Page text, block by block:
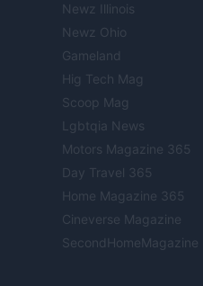
Newz Illinois
Newz Ohio
Gameland
Hig Tech Mag
Scoop Mag
Lgbtqia News
Motors Magazine 365
Day Travel 365
Home Magazine 365
Cineverse Magazine
SecondHomeMagazine